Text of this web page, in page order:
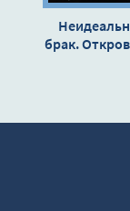
20
брак.